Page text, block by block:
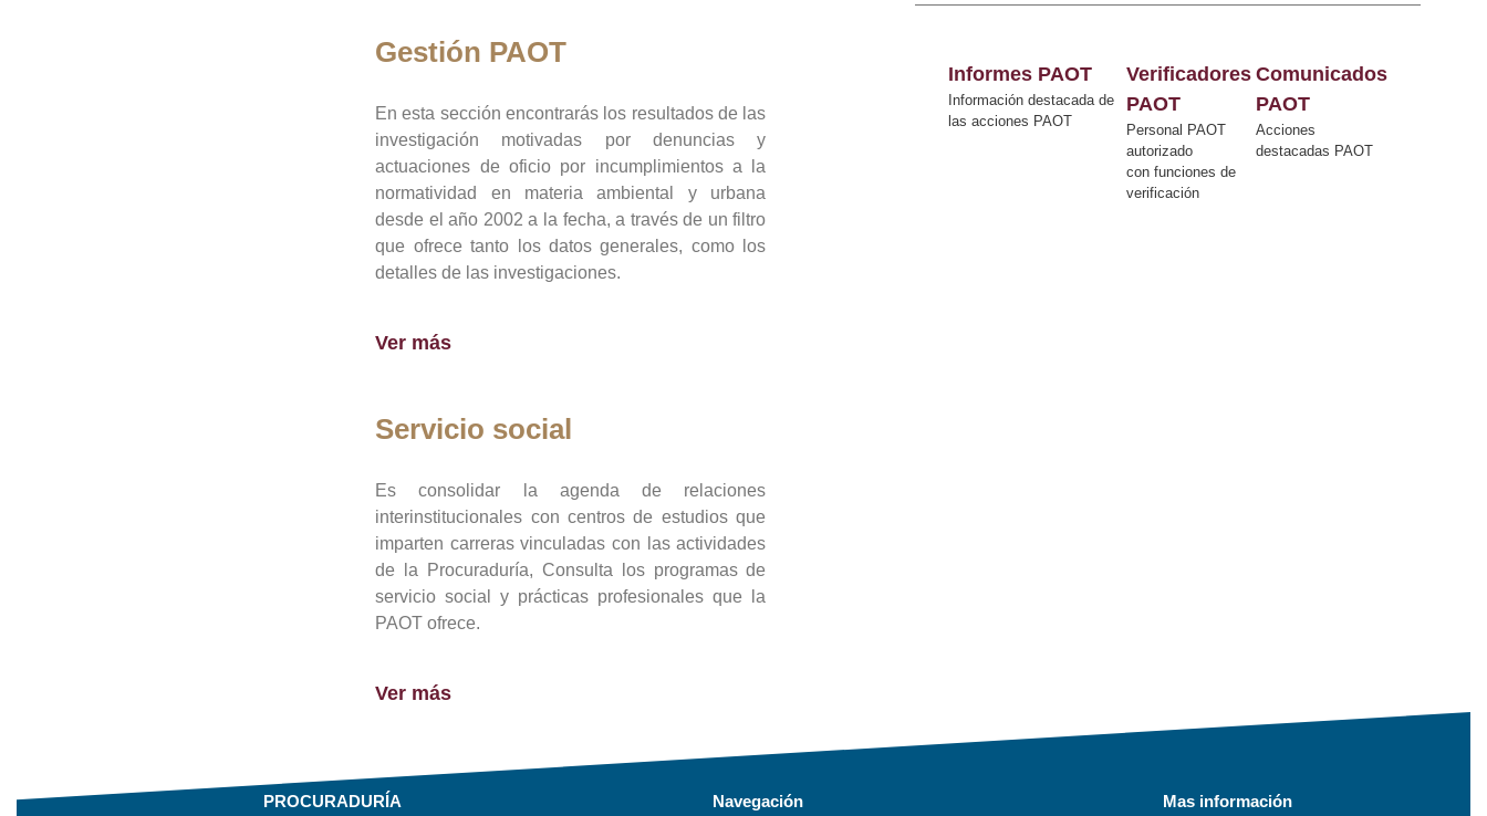
Gestión PAOT
En esta sección encontrarás los resultados de las
investigación motivadas por denuncias y
actuaciones de oficio por incumplimientos a la
normatividad en materia ambiental y urbana
desde el año 2002 a la fecha, a través de un filtro
que ofrece tanto los datos generales, como los
detalles de las investigaciones.
Ver más
Servicio social
Es consolidar la agenda de relaciones
interinstitucionales con centros de estudios que
imparten carreras vinculadas con las actividades
de la Procuraduría, Consulta los programas de
servicio social y prácticas profesionales que la
PAOT ofrece.
Ver más
Informes PAOT
Información destacada de
las acciones PAOT
Verificadores
PAOT
Personal PAOT
autorizado
con funciones de
verificación
Comunicados
PAOT
Acciones
destacadas PAOT
PROCURADURÍA Navegación Mas información